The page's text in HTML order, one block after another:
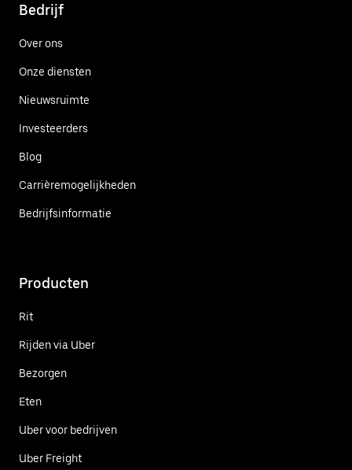
Bedrijf
Over ons
Onze diensten
Nieuwsruimte
Investeerders
Blog
Carrièremogelijkheden
Bedrijfsinformatie
Producten
Rit
Rijden via Uber
Bezorgen
Eten
Uber voor bedrijven
Uber Freight